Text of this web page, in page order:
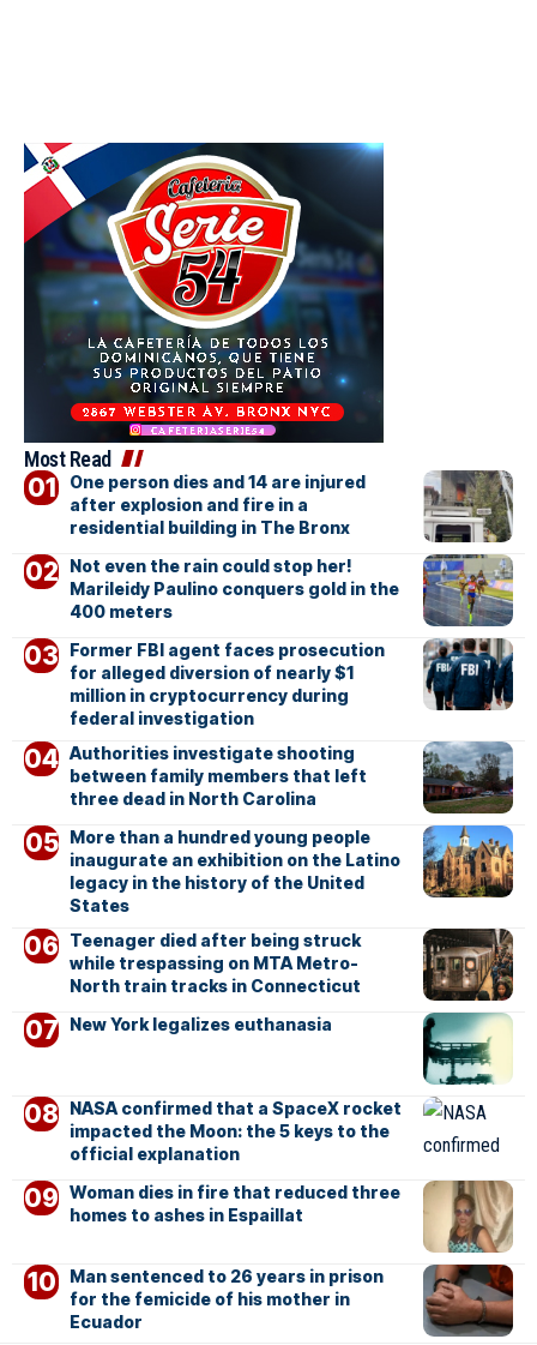
Most Read
One person dies and 14 are injured
after explosion and fire in a
residential building in The Bronx
Not even the rain could stop her!
Marileidy Paulino conquers gold in the
400 meters
Former FBI agent faces prosecution
for alleged diversion of nearly $1
million in cryptocurrency during
federal investigation
Authorities investigate shooting
between family members that left
three dead in North Carolina
More than a hundred young people
inaugurate an exhibition on the Latino
legacy in the history of the United
States
Teenager died after being struck
while trespassing on MTA Metro-
North train tracks in Connecticut
New York legalizes euthanasia
NASA confirmed that a SpaceX rocket
impacted the Moon: the 5 keys to the
official explanation
Woman dies in fire that reduced three
homes to ashes in Espaillat
Man sentenced to 26 years in prison
for the femicide of his mother in
Ecuador